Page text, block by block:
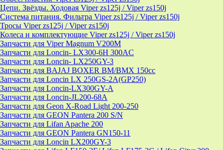
Цепи. Звёзды. Ходовая Viper zs125j / Viper zs150j
Система питания. Фильтра Viper zs125j / Viper zs150j
Тросы Viper zs125j / Viper zs150j
Колеса и комплектующие Viper zs125j / Viper zs150j
Запчасти для Viper Magnum V200M
Запчасти для Loncin- LX300-6H 300AC
Запчасти для Loncin- LX250GY-3
Запчасти для BAJAJ BOXER BM/ВМX 150cc
Запчасти для Loncin LX 250GS-2A(GP250)
Запчасти для Loncin-LX300GY-A
Запчасти для Loncin-JL200-68A
Запчасти для Geon X-Road Light 200-250
Запчасти для GEON Pantera 200 S/N
Запчасти для Lifan Apache 200
Запчасти для GEON Pantera GN150-11
Запчасти для Loncin LX200GY-3